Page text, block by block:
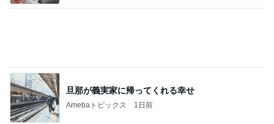
旦那が義実家に帰ってくれる幸せ
Amebaトピックス 1日前